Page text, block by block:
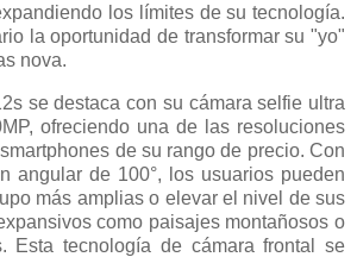
los límites de su tecnología.
la oportunidad de transformar su "yo"
nova.
se destaca con su cámara selfie ultra
ofreciendo una de las resoluciones
de su rango de precio. Con
angular de 100°, los usuarios pueden
más amplias o elevar el nivel de sus
como paisajes montañosos o
Esta tecnología de cámara frontal se